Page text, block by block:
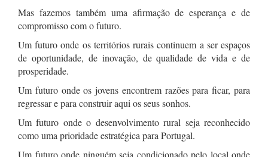
Mas fazemos também uma afirmação de esperança e de
compromisso com o futuro.
Um futuro onde os territórios rurais continuem a ser espaços
de oportunidade, de inovação, de qualidade de vida e de
prosperidade.
Um futuro onde os jovens encontrem razões para ficar, para
regressar e para construir aqui os seus sonhos.
Um futuro onde o desenvolvimento rural seja reconhecido
como uma prioridade estratégica para Portugal.
Um futuro onde ninguém seja condicionado pelo local onde